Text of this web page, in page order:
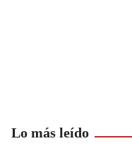
Lo más leído